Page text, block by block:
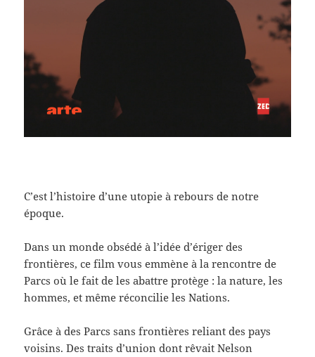
C’est l’histoire d’une utopie à rebours de notre
époque.
Dans un monde obsédé à l’idée d’ériger des
frontières, ce film vous emmène à la rencontre de
Parcs où le fait de les abattre protège : la nature, les
hommes, et même réconcilie les Nations.
Grâce à des Parcs sans frontières reliant des pays
voisins. Des traits d’union dont rêvait Nelson